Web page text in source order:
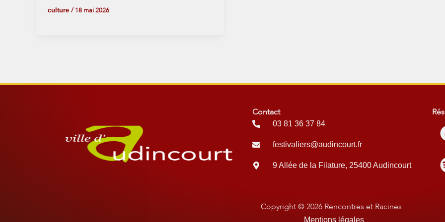
culture / 18 mai 2026
Contact
03 81 36 37 84
festivaliers@audincourt.fr
9 Allée de la Filature, 25400 Audincourt
Copyright © 2026 Rencontres et Racines
Mentions légales